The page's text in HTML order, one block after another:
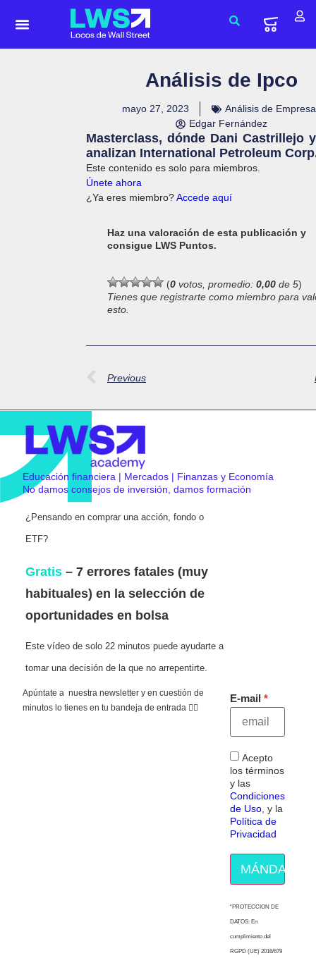
Análisis de Ipco
mayo 27, 2023
Análisis de
Edgar Fernández
Masterclass, dónde Dani Castrillejo
analizan International Petroleum
Este contenido es solo para miembros.
Únete ahora
¿Ya eres miembro?Accede aquí
Haz una valoración de esta publicación y
consigue LWS Puntos.
(0 votos, promedio: 0,00 de 5)
Tienes que registrarte como miembro para
esto.
Previous
Educación financiera | Mercados | Finanzas y Economía
No damos consejos de inversión, damos formación
¿Pensando en comprar una acción, fondo o
ETF?
Gratis – 7 errores fatales (muy
habituales) en la selección de
oportunidades en bolsa
Este vídeo de solo 22 minutos puede ayudarte a
tomar una decisión de la que no arrepentirte.
Apúntate a nuestra newsletter y en cuestión de
minutos lo tienes en tu bandeja de entrada 👇🏻
E-mail
Acepto
los términos
y las
Condiciones
de Uso, y la
Política de
Privacidad
MÁNDAME
“PROTECCION DE
DATOS: En
cumplimiento del
RGPD (UE) 2016/679